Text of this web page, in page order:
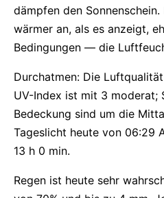
dämpfen den
wärmer an, als es anzeigt,
Bedingungen — die
Durchatmen: Die
UV-Index ist mit 3 moderat;
Bedeckung sind um die
Tageslicht heute von 06:29
13 h 0 min.
Regen ist heute sehr